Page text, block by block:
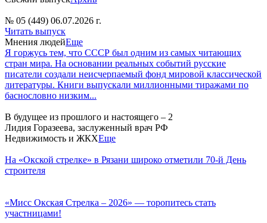
№ 05 (449) 06.07.2026 г.
Читать выпуск
Мнения людейЕще
Я горжусь тем, что СССР был одним из самых читающих
стран мира. На основании реальных событий русские
писатели создали неисчерпаемый фонд мировой классической
литературы. Книги выпускали миллионными тиражами по
баснословно низким...
В будущее из прошлого и настоящего – 2
Лидия Горазеева, заслуженный врач РФ
Недвижимость и ЖКХЕще
На «Окской стрелке» в Рязани широко отметили 70-й День
строителя
«Мисс Окская Стрелка – 2026» — торопитесь стать
участницами!